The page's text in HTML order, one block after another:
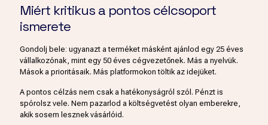
Miért kritikus a pontos célcsoport
ismerete
Gondolj bele: ugyanazt a terméket másként ajánlod egy 25 éves
vállalkozónak, mint egy 50 éves cégvezetőnek. Más a nyelvük.
Mások a prioritásaik. Más platformokon töltik az idejüket.
A pontos célzás nem csak a hatékonyságról szól. Pénzt is
spórolsz vele. Nem pazarlod a költségvetést olyan emberekre,
akik sosem lesznek vásárlóid.